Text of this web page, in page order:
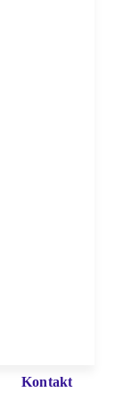
Kontakt